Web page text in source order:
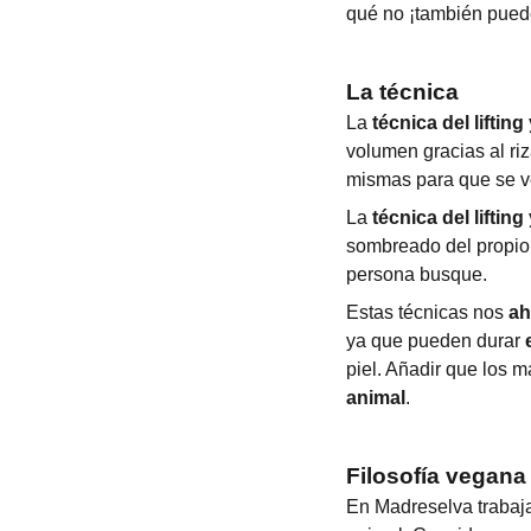
qué no ¡también
La técnica
La técnica del lifting
volumen gracias al
mismas para que se
La técnica del lifting
sombreado del
persona busque.
Estas técnicas nos
ya que pueden durar
piel. Añadir que los
animal .
Filosofía vegana
En Madreselva